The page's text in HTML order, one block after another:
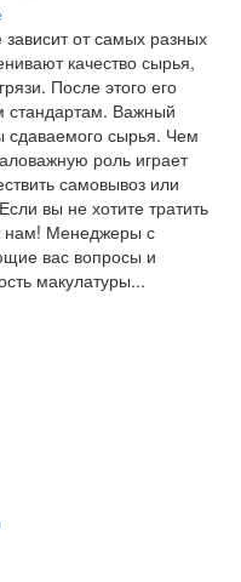
от самых разных
качество сырья,
После этого его
Важный
сырья. Чем
роль играет
самовывоз или
вы не хотите тратить
нам! Менеджеры с
вас вопросы и
макулатуры...